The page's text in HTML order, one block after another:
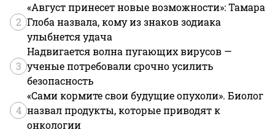
2
«Август принесет новые возможности»: Тамара
Глоба назвала, кому из знаков зодиака
улыбнется удача
3
Надвигается волна пугающих вирусов —
ученые потребовали срочно усилить
безопасность
4
«Сами кормите свои будущие опухоли». Биолог
назвал продукты, которые приводят к
онкологии